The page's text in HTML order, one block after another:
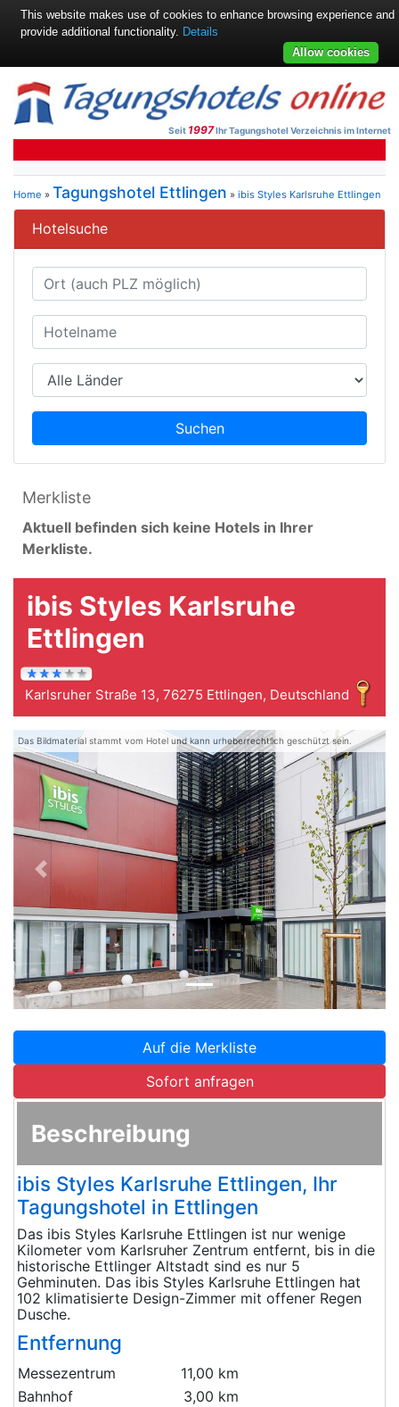
Seit 1997Ihr Tagungshotel Verzeichnis im Internet
Home » Tagungshotel Ettlingen » ibis Styles Karlsruhe Ettlingen
Hotelsuche
Suchen
Merkliste
Aktuell befinden sich keine Hotels in Ihrer
Merkliste.
ibis Styles Karlsruhe
Ettlingen
Karlsruher Straße 13, 76275 Ettlingen, Deutschland
Das Bildmaterial stammt vom Hotel und kann urheberrechtlich geschützt sein.
Zurück
Auf die Merkliste
Sofort anfragen
Beschreibung
ibis Styles Karlsruhe Ettlingen, Ihr
Tagungshotel in Ettlingen
Das ibis Styles Karlsruhe Ettlingen ist nur wenige
Kilometer vom Karlsruher Zentrum entfernt, bis in die
historische Ettlinger Altstadt sind es nur 5
Gehminuten. Das ibis Styles Karlsruhe Ettlingen hat
102 klimatisierte Design-Zimmer mit offener Regen
Dusche.
Entfernung
Messezentrum
11,00 km
Bahnhof
3,00 km
This website makes use of cookies to enhance browsing experience and
provide additional functionality. Details
Allow cookies